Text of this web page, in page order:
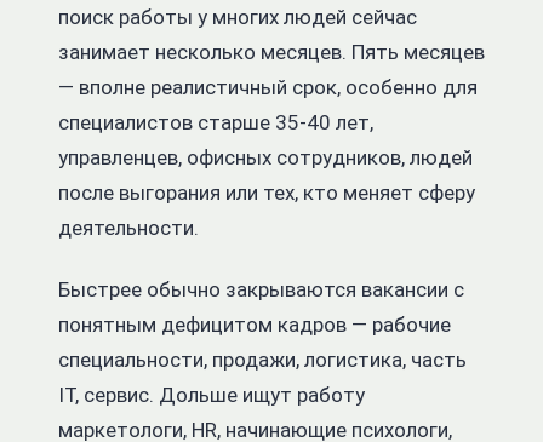
поиск работы у многих людей сейчас
занимает несколько месяцев. Пять месяцев
— вполне реалистичный срок, особенно для
специалистов старше 35-40 лет,
управленцев, офисных сотрудников, людей
после выгорания или тех, кто меняет сферу
деятельности.
Быстрее обычно закрываются вакансии с
понятным дефицитом кадров — рабочие
специальности, продажи, логистика, часть
IT, сервис. Дольше ищут работу
маркетологи, HR, начинающие психологи,